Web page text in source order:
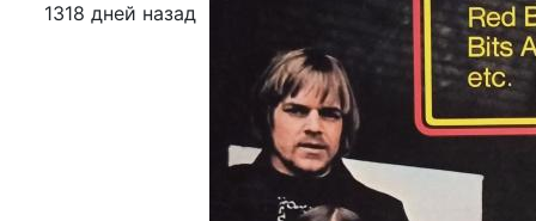
1318 дней назад